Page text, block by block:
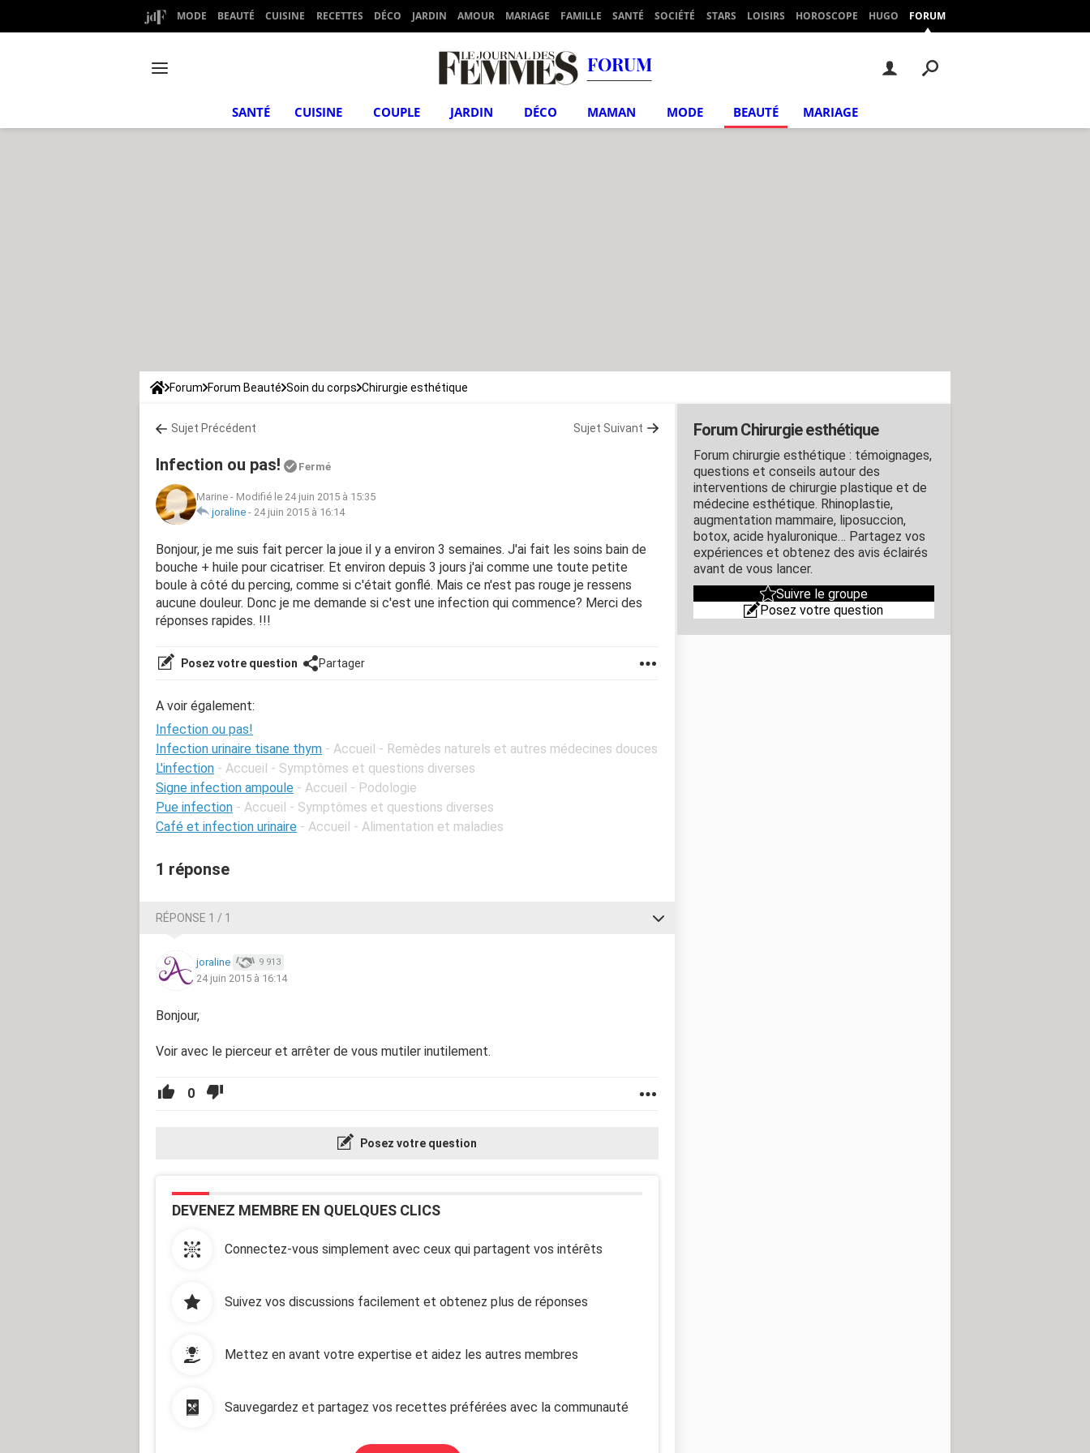
MODE BEAUTÉ CUISINE RECETTES DÉCO JARDIN AMOUR MARIAGE FAMILLE SANTÉ SOCIÉTÉ STARS LOISIRS HOROSCOPE HUGO FORUM
FORUM
SANTÉ CUISINE COUPLE JARDIN DÉCO MAMAN MODE BEAUTÉ MARIAGE
Forum Forum Beauté Soin du corps Chirurgie esthétique
Sujet Précédent Sujet Suivant
Infection ou pas! Fermé
Marine - Modifié le 24 juin 2015 à 15:35
joraline - 24 juin 2015 à 16:14
Bonjour, je me suis fait percer la joue il y a environ 3 semaines. J'ai fait les soins bain de
bouche + huile pour cicatriser. Et environ depuis 3 jours j'ai comme une toute petite
boule à côté du percing, comme si c'était gonflé. Mais ce n'est pas rouge je ressens
aucune douleur. Donc je me demande si c'est une infection qui commence? Merci des
réponses rapides. !!!
Posez votre question Partager
A voir également:
Infection ou pas!
Infection urinaire tisane thym - Accueil - Remèdes naturels et autres médecines douces
L'infection - Accueil - Symptômes et questions diverses
Signe infection ampoule - Accueil - Podologie
Pue infection - Accueil - Symptômes et questions diverses
Café et infection urinaire - Accueil - Alimentation et maladies
1 réponse
RÉPONSE 1 / 1
joraline 9 913
24 juin 2015 à 16:14
Bonjour,
Voir avec le pierceur et arrêter de vous mutiler inutilement.
0
Posez votre question
DEVENEZ MEMBRE EN QUELQUES CLICS
Connectez-vous simplement avec ceux qui partagent vos intérêts
Suivez vos discussions facilement et obtenez plus de réponses
Mettez en avant votre expertise et aidez les autres membres
Sauvegardez et partagez vos recettes préférées avec la communauté
Forum Chirurgie esthétique
Forum chirurgie esthétique : témoignages,
questions et conseils autour des
interventions de chirurgie plastique et de
médecine esthétique. Rhinoplastie,
augmentation mammaire, liposuccion,
botox, acide hyaluronique… Partagez vos
expériences et obtenez des avis éclairés
avant de vous lancer.
Suivre le groupe
Posez votre question